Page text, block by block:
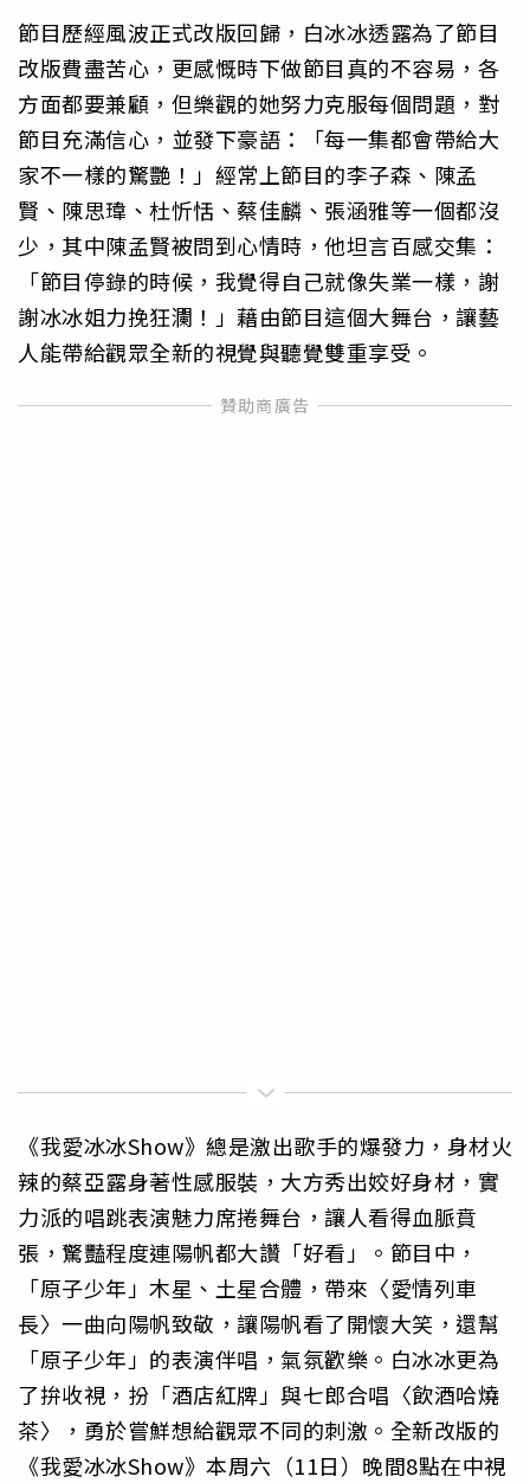
節目歷經風波正式改版回歸，白冰冰透露為了節目
改版費盡苦心，更感慨時下做節目真的不容易，各
方面都要兼顧，但樂觀的她努力克服每個問題，對
節目充滿信心，並發下豪語：「每一集都會帶給大
家不一樣的驚艷！」經常上節目的李子森、陳孟
賢、陳思瑋、杜忻恬、蔡佳麟、張涵雅等一個都沒
少，其中陳孟賢被問到心情時，他坦言百感交集：
「節目停錄的時候，我覺得自己就像失業一樣，謝
謝冰冰姐力挽狂瀾！」藉由節目這個大舞台，讓藝
人能帶給觀眾全新的視覺與聽覺雙重享受。
《我愛冰冰Show》總是激出歌手的爆發力，身材火
辣的蔡亞露身著性感服裝，大方秀出姣好身材，實
力派的唱跳表演魅力席捲舞台，讓人看得血脈賁
張，驚豔程度連陽帆都大讚「好看」。節目中，
「原子少年」木星、土星合體，帶來〈愛情列車
長〉一曲向陽帆致敬，讓陽帆看了開懷大笑，還幫
「原子少年」的表演伴唱，氣氛歡樂。白冰冰更為
了拚收視，扮「酒店紅牌」與七郎合唱〈飲酒哈燒
茶〉，勇於嘗鮮想給觀眾不同的刺激。全新改版的
《我愛冰冰Show》本周六（11日）晚間8點在中視